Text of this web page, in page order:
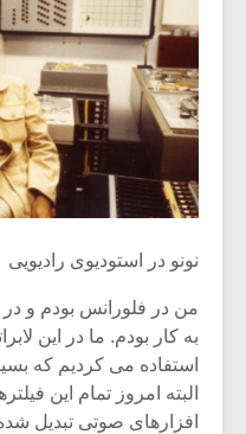
نونو در استودیوی رادیویی
من در فلورانس بودم و
به کار بودم. ما در این
استفاده می کردیم که
البته امروز تمام این
افزارهای صوتی تبدیل